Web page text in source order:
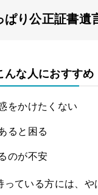
ぱり公正証書遺
んな人におすすめ
をかけたくない
ると困る
のが不安
っている方には、や